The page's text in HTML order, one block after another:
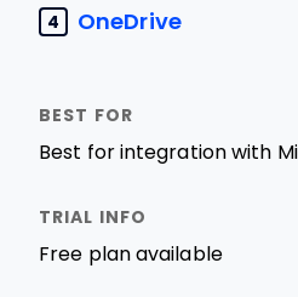
4 OneDrive
Best for integration with
Free plan available